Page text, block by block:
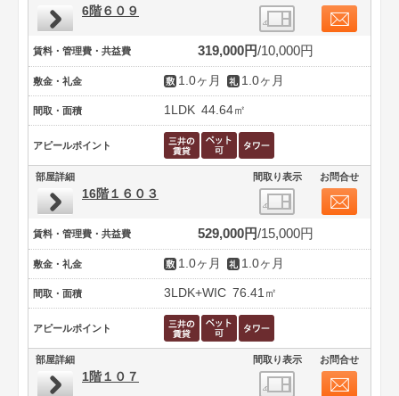
6階６０９
賃料・管理費・共益費 319,000円 10,000円
敷金・礼金 1.0ヶ月 1.0ヶ月
間取・面積 1LDK 44.64㎡
アピールポイント
部屋詳細 間取り表示 お問合せ
16階１６０３
賃料・管理費・共益費 529,000円 15,000円
敷金・礼金 1.0ヶ月 1.0ヶ月
間取・面積 3LDK+WIC 76.41㎡
アピールポイント
部屋詳細 間取り表示 お問合せ
1階１０７